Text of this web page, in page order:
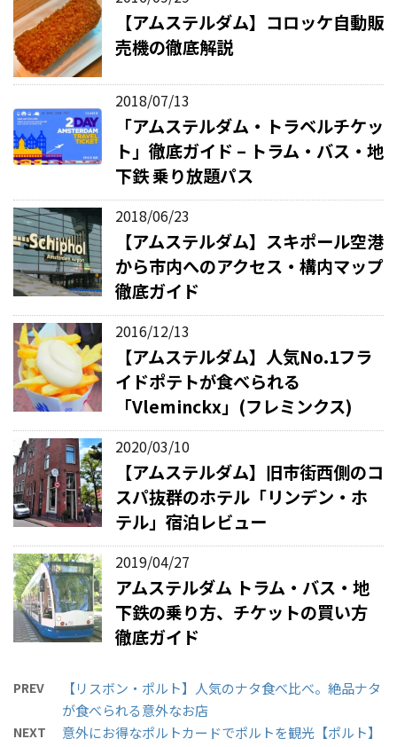
【アムステルダム】コロッケ自動販
売機の徹底解説
2018/07/13
「アムステルダム・トラベルチケッ
ト」徹底ガイド – トラム・バス・地
下鉄 乗り放題パス
2018/06/23
【アムステルダム】スキポール空港
から市内へのアクセス・構内マップ
徹底ガイド
2016/12/13
【アムステルダム】人気No.1フラ
イドポテトが食べられる
「Vleminckx」(フレミンクス)
2020/03/10
【アムステルダム】旧市街西側のコ
スパ抜群のホテル「リンデン・ホ
テル」宿泊レビュー
2019/04/27
アムステルダム トラム・バス・地
下鉄の乗り方、チケットの買い方
徹底ガイド
PREV
【リスボン・ポルト】人気のナタ食べ比べ。絶品ナタ
が食べられる意外なお店
NEXT 意外にお得なポルトカードでポルトを観光【ポルト】